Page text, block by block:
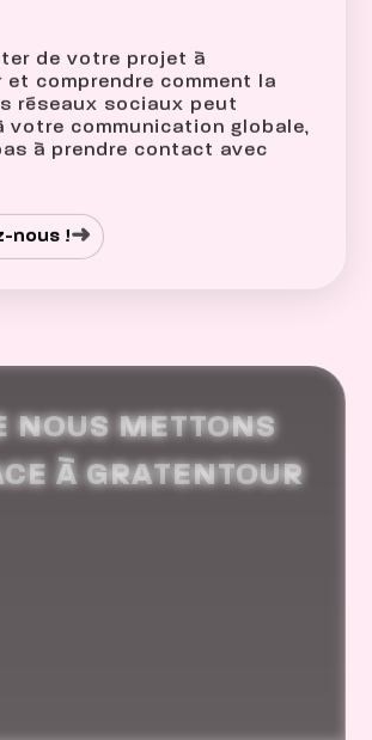
de votre projet à
et comprendre comment la
réseaux sociaux peut
votre communication globale,
à prendre contact avec
nous !➜
NOUS METTONS
À GRATENTOUR